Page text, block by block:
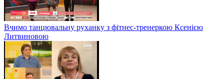
Вчимо танцювальну руханку з фітнес-тренеркою Ксенією
Литвиновою